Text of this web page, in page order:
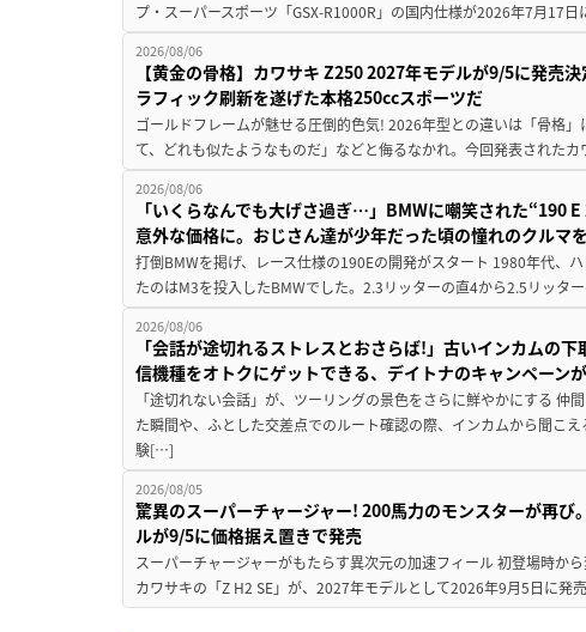
プ・スーパースポーツ「GSX-R1000R」の国内仕様が2026年7月17
2026/08/06
【黄金の骨格】カワサキ Z250 2027年モデルが9/5に発売
ラフィック刷新を遂げた本格250ccスポーツだ
ゴールドフレームが魅せる圧倒的色気! 2026年型との違いは「骨格
て、どれも似たようなものだ」などと侮るなかれ。今回発表された
2026/08/06
「いくらなんでも大げさ過ぎ…」BMWに嘲笑された“190
意外な価格に。おじさん達が少年だった頃の憧れのクルマ
打倒BMWを掲げ、レース仕様の190Eの開発がスタート 1980年代、
たのはM3を投入したBMWでした。2.3リッターの直4から2.5リッタ
2026/08/06
「会話が途切れるストレスとおさらば!」古いインカムの
信機種をオトクにゲットできる、デイトナのキャンペーン
「途切れない会話」が、ツーリングの景色をさらに鮮やかにする 仲
た瞬間や、ふとした交差点でのルート確認の際、インカムから聞こ
験[…]
2026/08/05
驚異のスーパーチャージャー! 200馬力のモンスターが再び
ルが9/5に価格据え置きで発売
スーパーチャージャーがもたらす異次元の加速フィール 初登場時か
カワサキの「Z H2 SE」が、2027年モデルとして2026年9月5日に発